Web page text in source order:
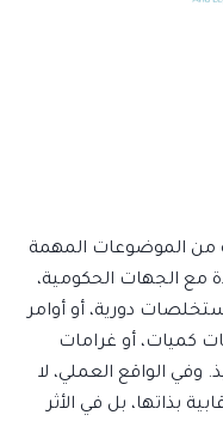
من الموضوعات المهمة
مع الجهات الحكومية،
دورية، أو أوامر
كميات، أو غرامات
وفي الواقع العملي، لا
بذاتها، بل في الأثر